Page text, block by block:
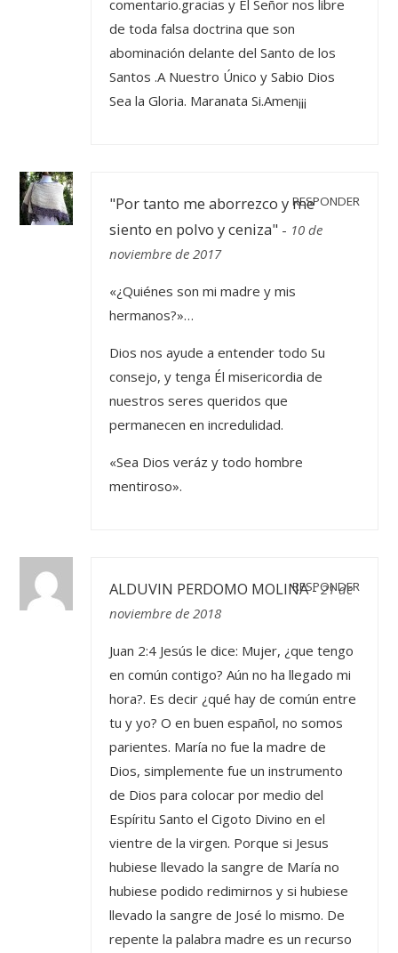
comentario.gracias y El Señor nos libre
de toda falsa doctrina que son
abominación delante del Santo de los
Santos .A Nuestro Único y Sabio Dios
Sea la Gloria. Maranata Si.Amen¡¡¡
"Por tanto me aborrezco y me
siento en polvo y ceniza" - 10 de
noviembre de 2017
RESPONDER
«¿Quiénes son mi madre y mis
hermanos?»…
Dios nos ayude a entender todo Su
consejo, y tenga Él misericordia de
nuestros seres queridos que
permanecen en incredulidad.
«Sea Dios veráz y todo hombre
mentiroso».
ALDUVIN PERDOMO MOLINA-21 de
noviembre de 2018
RESPONDER
Juan 2:4 Jesús le dice: Mujer, ¿que tengo
en común contigo? Aún no ha llegado mi
hora?. Es decir ¿qué hay de común entre
tu y yo? O en buen español, no somos
parientes. María no fue la madre de
Dios, simplemente fue un instrumento
de Dios para colocar por medio del
Espíritu Santo el Cigoto Divino en el
vientre de la virgen. Porque si Jesus
hubiese llevado la sangre de María no
hubiese podido redimirnos y si hubiese
llevado la sangre de José lo mismo. De
repente la palabra madre es un recurso